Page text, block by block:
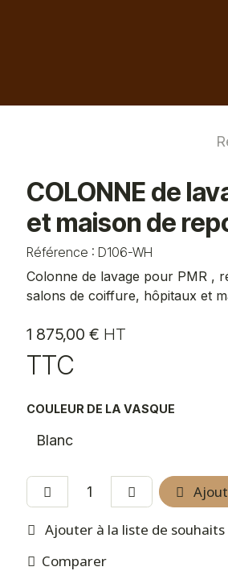
COLONNE de
et maison de
Référence : D106-WH
Colonne de lavage pour PMR ,
salons de coiffure, hôpitaux et
1 875,00 € HT
TTC
COULEUR DE LA VASQUE
Ajouter à la liste de souhaits
Comparer